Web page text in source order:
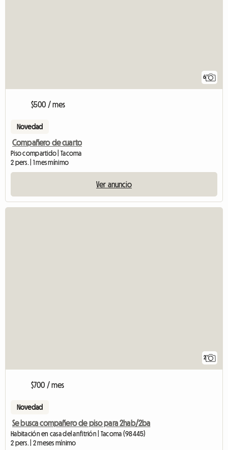
6
$500 / mes
Novedad
Compañero de cuarto
Piso compartido | Tacoma
2 pers. | 1 mes mínimo
Ver anuncio
2
$700 / mes
Novedad
Se busca compañero de piso para 2hab/2ba
Habitación en casa del anfitrión | Tacoma (98445)
2 pers. | 2 meses mínimo